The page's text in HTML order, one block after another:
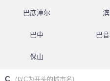
巴彦淖尔
巴中 巴
保山
C (以C为开头的城市名)